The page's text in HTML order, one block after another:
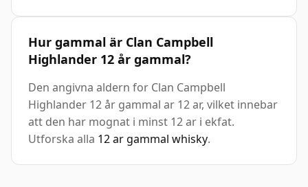
Hur gammal är Clan Campbell
Highlander 12 år gammal?
Den angivna aldern for Clan Campbell
Highlander 12 år gammal ar 12 ar, vilket innebar
att den har mognat i minst 12 ar i ekfat.
Utforska alla 12 ar gammal whisky.